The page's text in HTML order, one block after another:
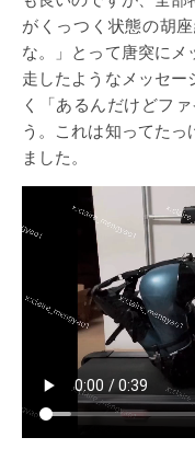
がくっつく状態の胡
な。」とって唐突に
走したようなメッセ
く「あるんだけどフ
う。これは知ってた
ました。